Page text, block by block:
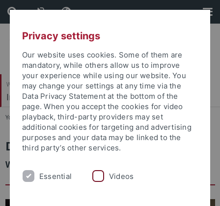
Skip
to
content
Skip
to
footer
Wirtschafts- und Sozialwissenschaftliche Fakultät
Institut für Soziologie
You are here: Startseite ... Personen
Dr. Manuel Dieterich
Wissenschaftlicher Mitarbeiter
Privacy settings
Our website uses cookies. Some of them are
mandatory, while others allow us to improve
your experience while using our website. You
may change your settings at any time via the
Data Privacy Statement at the bottom of the
page. When you accept the cookies for video
playback, third-party providers may set
additional cookies for targeting and advertising
purposes and your data may be linked to the
third party’s other services.
Essential Videos